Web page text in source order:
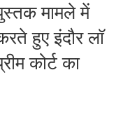
मामले में
हुए इंदौर लॉ
कोर्ट का